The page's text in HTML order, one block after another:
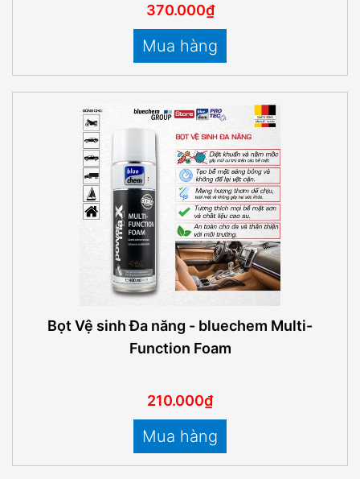
370.000₫
Mua hàng
Bọt Vệ sinh Đa năng - bluechem Multi-
Function Foam
210.000₫
Mua hàng